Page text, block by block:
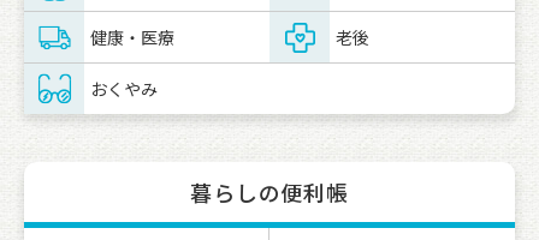
健康・医療 老後
おくやみ
暮らしの便利帳